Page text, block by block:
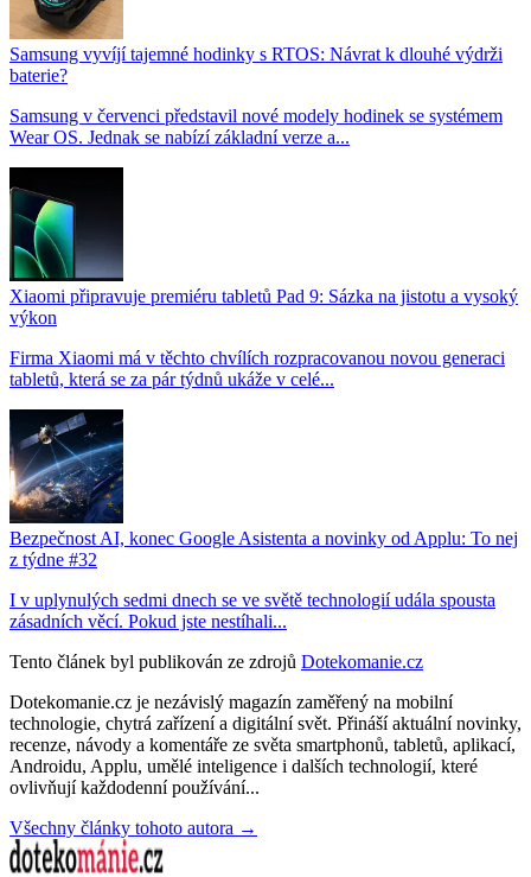
Samsung vyvíjí tajemné hodinky s RTOS: Návrat k dlouhé výdrži
baterie?
Samsung v červenci představil nové modely hodinek se systémem
Wear OS. Jednak se nabízí základní verze a...
Xiaomi připravuje premiéru tabletů Pad 9: Sázka na jistotu a vysoký
výkon
Firma Xiaomi má v těchto chvílích rozpracovanou novou generaci
tabletů, která se za pár týdnů ukáže v celé...
Bezpečnost AI, konec Google Asistenta a novinky od Applu: To nej
z týdne #32
I v uplynulých sedmi dnech se ve světě technologií udála spousta
zásadních věcí. Pokud jste nestíhali...
Tento článek byl publikován ze zdrojů Dotekomanie.cz
Dotekomanie.cz je nezávislý magazín zaměřený na mobilní
technologie, chytrá zařízení a digitální svět. Přináší aktuální novinky,
recenze, návody a komentáře ze světa smartphonů, tabletů, aplikací,
Androidu, Applu, umělé inteligence i dalších technologií, které
ovlivňují každodenní používání...
Všechny články tohoto autora →